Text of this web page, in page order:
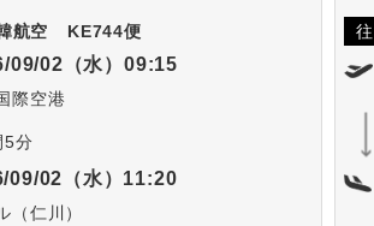
航空
KE744便
09/02（水）09:15
際空港
5分
09/02（水）11:20
（仁川）